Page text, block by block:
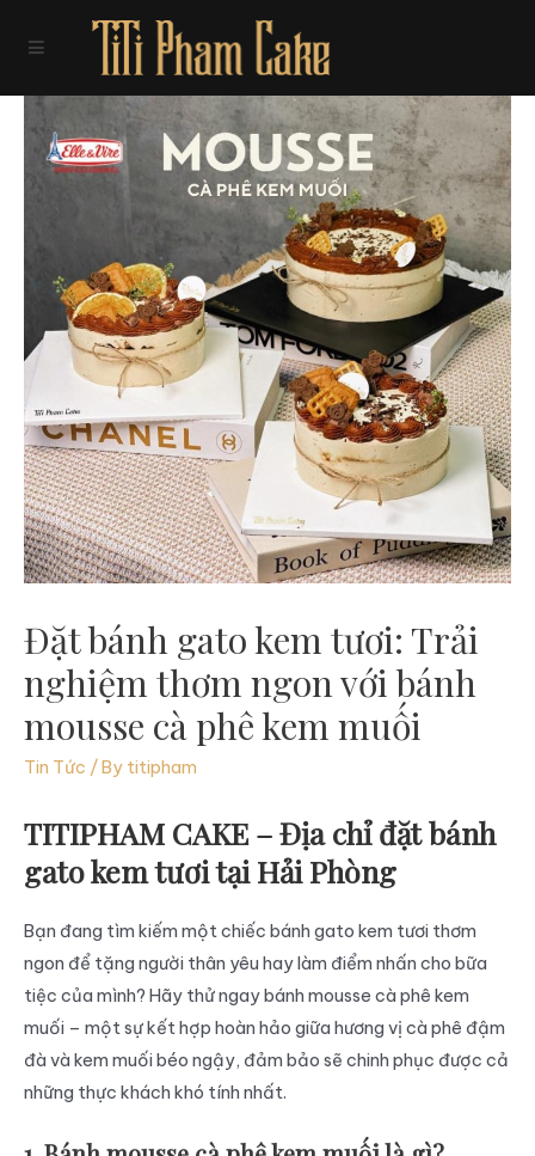
Đặt bánh gato kem tươi: Trải
nghiệm thơm ngon với bánh
mousse cà phê kem muối
Tin Tức / By titipham
TITIPHAM CAKE – Địa chỉ đặt bánh
gato kem tươi tại Hải Phòng
Bạn đang tìm kiếm một chiếc bánh gato kem tươi thơm
ngon để tặng người thân yêu hay làm điểm nhấn cho bữa
tiệc của mình? Hãy thử ngay bánh mousse cà phê kem
muối – một sự kết hợp hoàn hảo giữa hương vị cà phê đậm
đà và kem muối béo ngậy, đảm bảo sẽ chinh phục được cả
những thực khách khó tính nhất.